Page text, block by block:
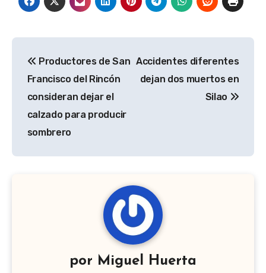
de
entradas
Productores de San
Francisco del Rincón
consideran dejar el
calzado para producir
sombrero
Accidentes diferentes
dejan dos muertos en
Silao
por Miguel Huerta